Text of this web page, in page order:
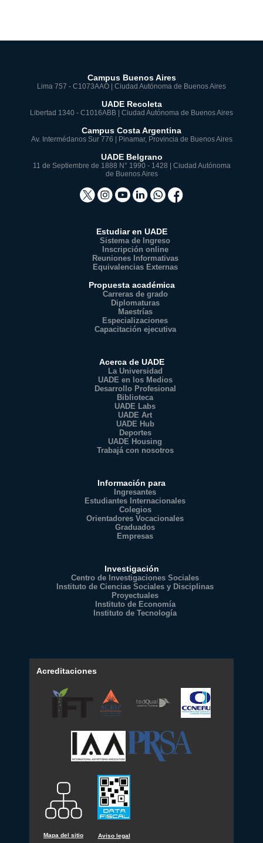
Campus Buenos Aires
Lima 757 - C1073AAO | Ciudad Autónoma de Buenos Aires
UADE Recoleta
Libertad 1340 - C1016ABB | Ciudad Autónoma de Buenos Aires
Campus Costa Argentina
Av. Intermédanos Sur 776 | Pinamar, Provincia de Buenos Aires
UADE Belgrano
11 de Septiembre de 1888 N° 1990 - 1428 | Ciudad Autónoma
de Buenos Aires
Estudiar en UADE
Sistema de Ingreso
Inscripción online
Reuniones Informativas
Equivalencias Externas
Propuesta académica
Carreras de grado
Diplomaturas
Maestrías
Especializaciones
Capacitación ejecutiva
Acerca de UADE
La Universidad
UADE en los Medios
Desarrollo Profesional
Biblioteca
UADE Labs
UADE Art
UADE Hub
Deportes
UADE Housing
Trabajá con nosotros
Información para
Ingresantes
Estudiantes Internacionales
Colegios
Orientadores Vocacionales
Graduados
Empresas
Investigación
Centro de Investigaciones Sociales
Instituto de Ciencias Sociales y Disciplinas
Proyectuales
Instituto de Economía
Instituto de Tecnología
Acreditaciones
Mapa del sitio Aviso legal